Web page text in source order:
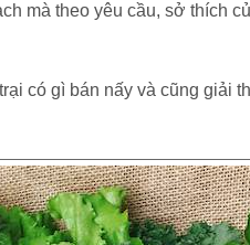
mà theo yêu cầu, sở thích
có gì bán nấy và cũng giải